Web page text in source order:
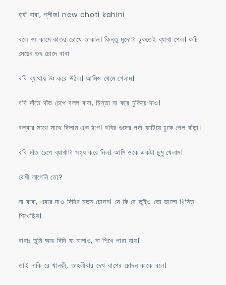
হ্যাঁ বাবা, প্লীজ। new choti kahini
বলে ওঃ কামে কাতর চোখে তাকাল। কিন্তু মুদোটা ঢুকতেই ব্যাথা পেল। কচি
মেয়ের গুদ চোদে বাবা
ববি ব্যাথায় উঃ করে উঠল। আমিও থেমে গেলাম।
ববি দাঁতে দাঁত চেপে বলল বাবা, চিন্তা না করে ঢুকিয়ে দাও।
বল্বার সাথে সাথে দিলাম এক ঠাপ। ববির গুদের পর্দা ফাটিয়ে ঢুকে গেল বাঁড়া।
ববি দাঁত চেপে ব্যাথাটা সহ্য করে নিল। আমি ওকে একটা চুমু খেলাম।
বেশী লাগেনি তো?
না বাবা, এবার দাও দিদির মতন চোদন। সে কি রে তুইও তো ভালো খিস্তি
শিখেছিস।
বাবাঃ তুমি আর দিদি যা চালাও, না শিখে পারা যায়।
তাই নাকি রে খানকী, তাহলীবার দেখ বাপের চোদন কাকে বলে।